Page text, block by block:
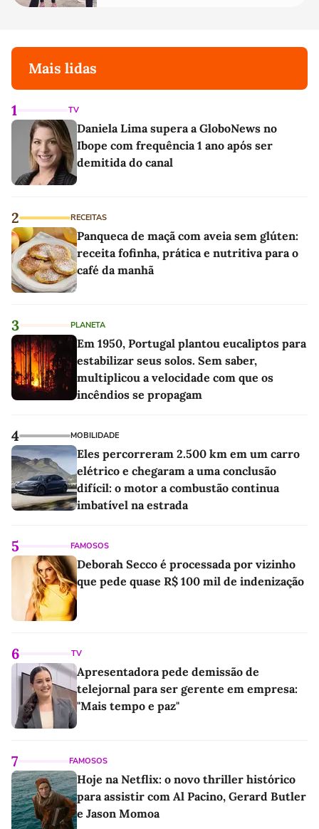
Mais lidas
1 TV
Daniela Lima supera a GloboNews no
Ibope com frequência 1 ano após ser
demitida do canal
2 RECEITAS
Panqueca de maçã com aveia sem glúten:
receita fofinha, prática e nutritiva para o
café da manhã
3 PLANETA
Em 1950, Portugal plantou eucaliptos para
estabilizar seus solos. Sem saber,
multiplicou a velocidade com que os
incêndios se propagam
4 MOBILIDADE
Eles percorreram 2.500 km em um carro
elétrico e chegaram a uma conclusão
difícil: o motor a combustão continua
imbatível na estrada
5 FAMOSOS
Deborah Secco é processada por vizinho
que pede quase R$ 100 mil de indenização
6 TV
Apresentadora pede demissão de
telejornal para ser gerente em empresa:
"Mais tempo e paz"
7 FAMOSOS
Hoje na Netflix: o novo thriller histórico
para assistir com Al Pacino, Gerard Butler
e Jason Momoa